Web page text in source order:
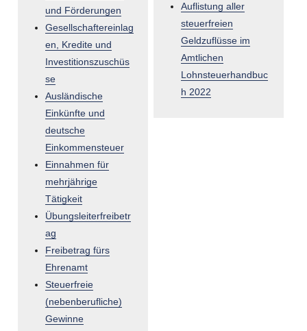
und Förderungen
Gesellschaftereinlag
en, Kredite und
Investitionszuschüs
se
Ausländische
Einkünfte und
deutsche
Einkommensteuer
Einnahmen für
mehrjährige
Tätigkeit
Übungsleiterfreibetr
ag
Freibetrag fürs
Ehrenamt
Steuerfreie
(nebenberufliche)
Gewinne
Auflistung aller
steuerfreien
Geldzuflüsse im
Amtlichen
Lohnsteuerhandbuc
h 2022